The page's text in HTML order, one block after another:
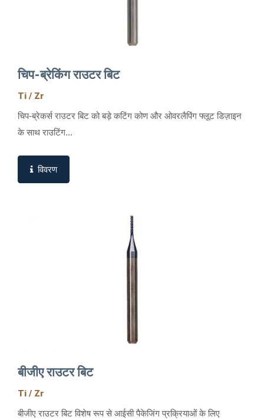
चिप-ब्रेकिंग राउटर बिट
Ti / Zr
चिप-ब्रेकर्स राउटर बिट को बड़े कटिंग कोण और ओवरलैपिंग फ्लूट डिज़ाइन
के साथ राउटिंग...
विवरण
बीजीए राउटर बिट
Ti / Zr
बीजीए राउटर बिट विशेष रूप से आईसी पैकेजिंग प्रक्रियाओं के लिए